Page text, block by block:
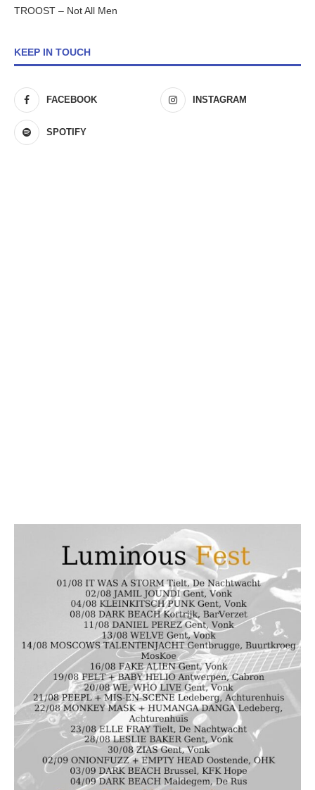
TROOST – Not All Men
KEEP IN TOUCH
FACEBOOK INSTAGRAM
SPOTIFY